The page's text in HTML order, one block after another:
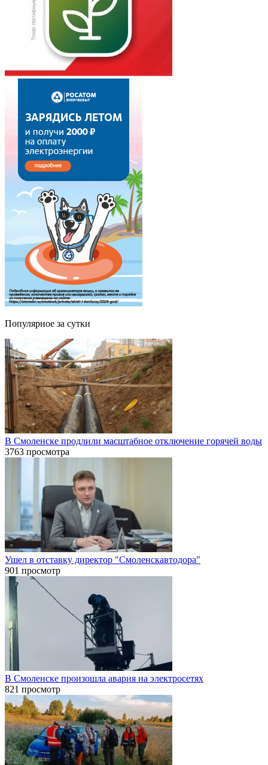
Популярное за сутки
В Смоленске продлили масштабное отключение горячей воды
3763 просмотра
Ушел в отставку директор "Смоленскавтодора"
901 просмотр
В Смоленске произошла авария на электросетях
821 просмотр